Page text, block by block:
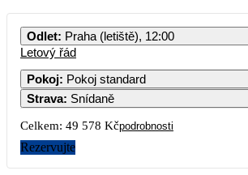
PO ÚT ST ČT PÁ
3
Odlet: Praha (letiště), 12:00
Letový řád
Pokoj: Pokoj standard
Strava: Snídaně
Celkem: 49 578 Kčpodrobnosti
Rezervujte